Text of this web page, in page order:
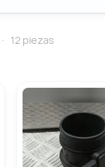
12 piezas